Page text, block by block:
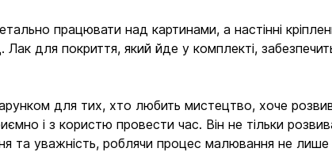
працювати над картинами, а настінні
для покриття, який йде у комплекті,
для тих, хто любить мистецтво, хоче
і з користю провести час. Він не тільки
та уважність, роблячи процес малювання не